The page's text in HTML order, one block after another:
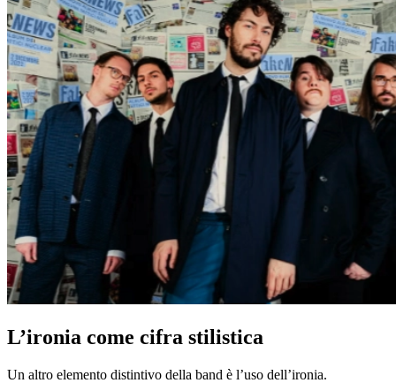
L’ironia come cifra stilistica
Un altro elemento distintivo della band è l’uso dell’ironia.